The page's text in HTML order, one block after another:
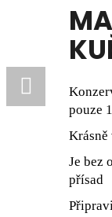
je
0,0
pouze
Je bez
přísad